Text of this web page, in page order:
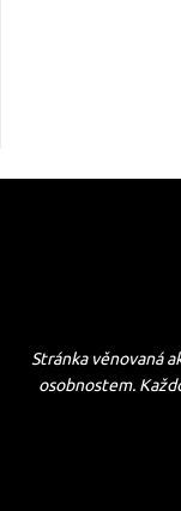
Stránka věnovaná
osobnostem.